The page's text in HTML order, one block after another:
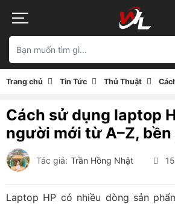
Trang chủ Tin Tức Thủ Thuật
Cách sử dụng laptop
người mới từ A–Z,
Tác giả: Trần Hồng Nhật
Laptop HP có nhiều dòng sản